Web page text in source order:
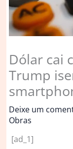
Dólar cai
Trump
Deixe um
Obras
[ad_1]